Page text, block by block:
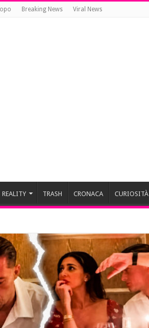
Breaking News Viral News
REALITY TRASH CRONACA CURIOSITÀ